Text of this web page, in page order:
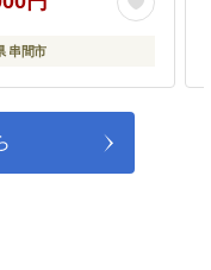
場合は、市長がその使
ます。
串間市